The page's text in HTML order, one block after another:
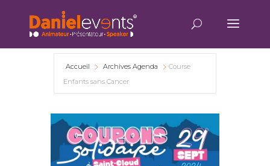
Accueil Archives Agenda
Course
Enfants sans Cancer